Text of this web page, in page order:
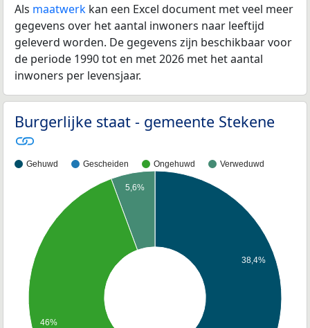
Als maatwerk kan een Excel document met veel meer
gegevens over het aantal inwoners naar leeftijd
geleverd worden. De gegevens zijn beschikbaar voor
de periode 1990 tot en met 2026 met het aantal
inwoners per levensjaar.
Burgerlijke staat - gemeente Stekene
Gehuwd Gescheiden Ongehuwd Verweduwd
38,4%
5,6%
46%